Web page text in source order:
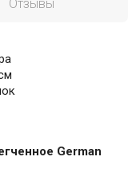
Отзывы
German